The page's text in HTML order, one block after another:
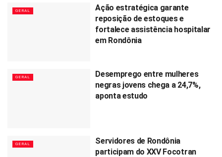
GERAL
Ação estratégica garante
reposição de estoques e
fortalece assistência hospitalar
em Rondônia
GERAL
Desemprego entre mulheres
negras jovens chega a 24,7%,
aponta estudo
GERAL
Servidores de Rondônia
participam do XXV Focotran